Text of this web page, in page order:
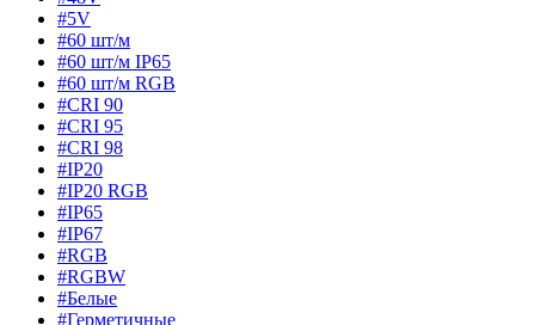
#5V
#60 шт/м
#60 шт/м IP65
#60 шт/м RGB
#CRI 90
#CRI 95
#CRI 98
#IP20
#IP20 RGB
#IP65
#IP67
#RGB
#RGBW
#Белые
#Герметичные